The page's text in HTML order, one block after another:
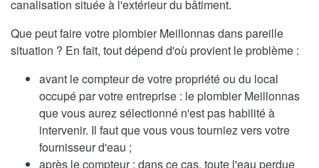
canalisation située à l'extérieur du bâtiment.
Que peut faire votre plombier Meillonnas dans pareille
situation ? En fait, tout dépend d'où provient le problème :
avant le compteur de votre propriété ou du local
occupé par votre entreprise : le plombier Meillonnas
que vous aurez sélectionné n'est pas habilité à
intervenir. Il faut que vous vous tourniez vers votre
fournisseur d'eau ;
après le compteur : dans ce cas, toute l'eau perdue